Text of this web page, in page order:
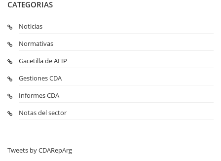
CATEGORIAS
Noticias
Normativas
Gacetilla de AFIP
Gestiones CDA
Informes CDA
Notas del sector
Tweets by CDARepArg